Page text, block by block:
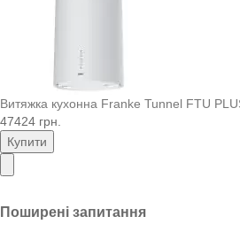
Витяжка кухонна Franke Tunnel FTU
47424 грн.
Купити
Поширені запитання